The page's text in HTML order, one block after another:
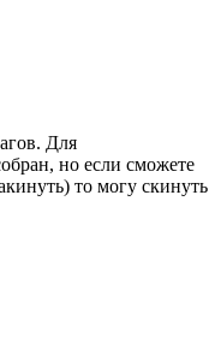
Для
но если сможете
то могу скинуть